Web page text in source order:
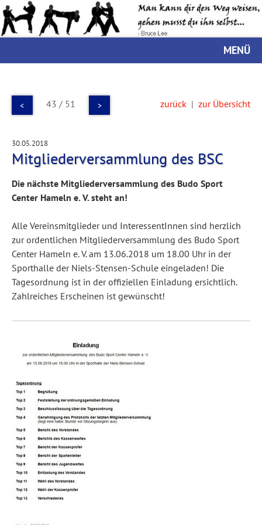
MENÜ
< 43 / 51 > zurück | zur Übersicht
30.05.2018
Mitgliederversammlung des BSC
Die nächste Mitgliederversammlung des Budo Sport
Center Hameln e. V. steht an!
Alle Vereinsmitglieder und InteressentInnen sind herzlich
zur ordentlichen Mitgliederversammlung des Budo Sport
Center Hameln e. V. am 13.06.2018 um 18.00 Uhr in der
Sporthalle der Niels-Stensen-Schule eingeladen! Die
Tagesordnung ist in der offiziellen Einladung ersichtlich.
Zahlreiches Erscheinen ist gewünscht!